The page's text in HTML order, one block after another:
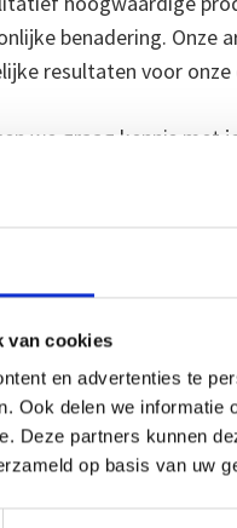
van cookies
en advertenties te
Ook delen we
Deze partners kunnen
op basis van uw
benadering. Onze
resultaten voor
we graag kennis
wil groeien.
van een
behandelingen
en
(het bijhouden van
protocollen;
voor hygiëne en